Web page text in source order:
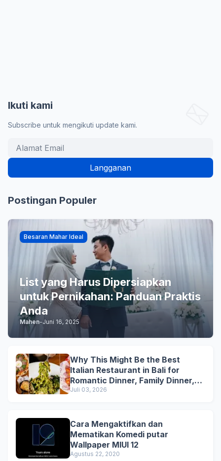
Ikuti kami
Subscribe untuk mengikuti update kami.
Postingan Populer
Besaran Mahar Ideal
List yang Harus Dipersiapkan
untuk Pernikahan: Panduan Praktis
Anda
Mahen-Juni 16, 2025
Why This Might Be the Best
Italian Restaurant in Bali for
Romantic Dinner, Family Dinner,
and Business Lunch
Juli 03, 2026
Cara Mengaktifkan dan
Mematikan Komedi putar
Wallpaper MIUI 12
Agustus 22, 2020